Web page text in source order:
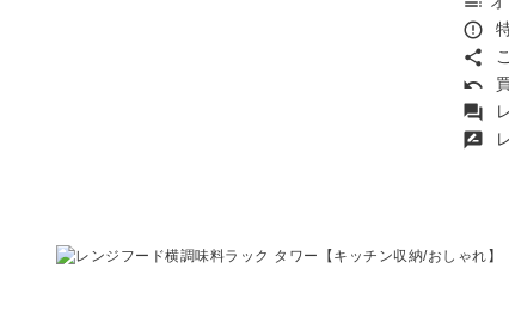
error_outline
share
undo
forum
rate_review